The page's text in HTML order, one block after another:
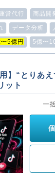
営代行 商品開
データ分析
5億円 5億〜
】“とりあ
ット
一